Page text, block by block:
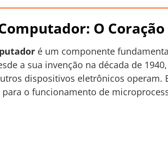
O
é um componente
a sua invenção na década de
dispositivos eletrônicos operam.
para o funcionamento de